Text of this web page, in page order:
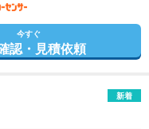
今すぐ
認・見積依頼
新着